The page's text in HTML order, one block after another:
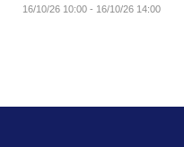
16/10/26 10:00 - 16/10/26 14:00